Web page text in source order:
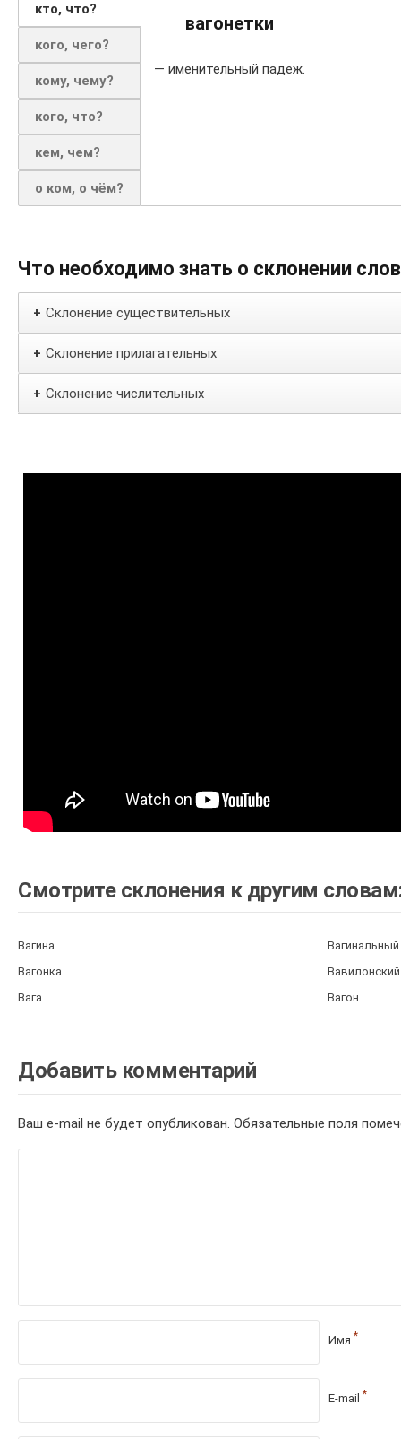
кто, что?
кого, чего?
кому, чему?
кого, что?
кем, чем?
о ком, о чём?
вагонетки
— именительный падеж.
Что необходимо знать о склонении
+ Склонение существительных
+ Склонение прилагательных
+ Склонение числительных
Смотрите склонения к другим
Вагина
Вагинальный
Вагонка
Вавилонский
Вага
Вагон
Добавить комментарий
Ваш e-mail не будет опубликован. Обязательные поля
Имя *
E-mail *